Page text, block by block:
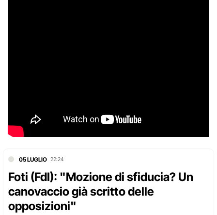
05 LUGLIO 22:24
Foti (FdI): "Mozione di sfiducia? Un
canovaccio già scritto delle
opposizioni"